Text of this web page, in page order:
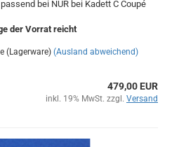
bei NUR bei Kadett C Coupé
der Vorrat reicht
(Lagerware) (Ausland abweichend)
479,00 EUR
inkl. 19% MwSt. zzgl. Versand